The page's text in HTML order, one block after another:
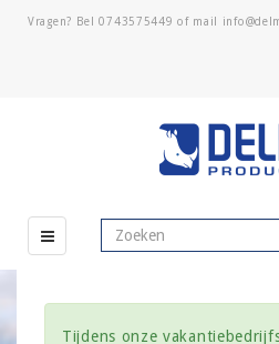
Vragen? Bel0743575449 of mail
Tijdens onze